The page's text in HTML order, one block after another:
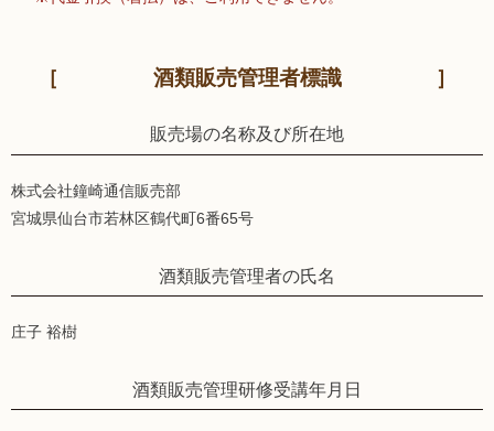
酒類販売管理者標識
販売場の名称及び所在地
株式会社鐘崎通信販売部
宮城県仙台市若林区鶴代町6番65号
酒類販売管理者の氏名
庄子 裕樹
酒類販売管理研修受講年月日